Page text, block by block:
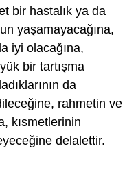
bir hastalık ya da
yaşamayacağına,
iyi olacağına,
bir tartışma
da
rahmetin ve
kısmetlerinin
delalettir.